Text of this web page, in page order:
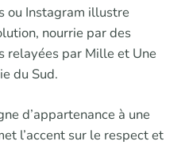
ou Instagram illustre
nourrie par des
relayées par Mille et Une
du Sud.
d’appartenance à une
l’accent sur le respect et